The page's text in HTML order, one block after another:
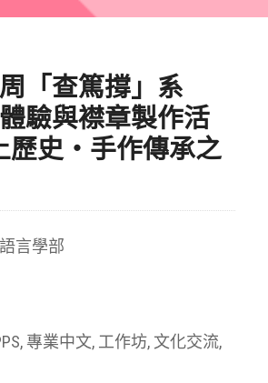
「查篤撐」系
驗與襟章製作活
歷史‧手作傳承之
言學部
,專業中文, 工作坊, 文化交流,